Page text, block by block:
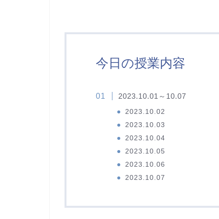
今日の授業内容
2023.10.01～10.07
2023.10.02
2023.10.03
2023.10.04
2023.10.05
2023.10.06
2023.10.07